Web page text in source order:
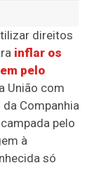
direitos
inflar os
pelo
União com
Companhia
pelo
à
só